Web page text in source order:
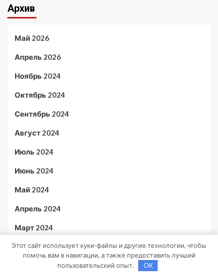
Архив
Май 2026
Апрель 2026
Ноябрь 2024
Октябрь 2024
Сентябрь 2024
Август 2024
Июль 2024
Июнь 2024
Май 2024
Апрель 2024
Март 2024
Февраль 2024
Ноябрь 2023
Этот сайт использует куки-файлы и другие технологии, чтобы
помочь вам в навигации, а также предоставить лучший
пользовательский опыт.
OK